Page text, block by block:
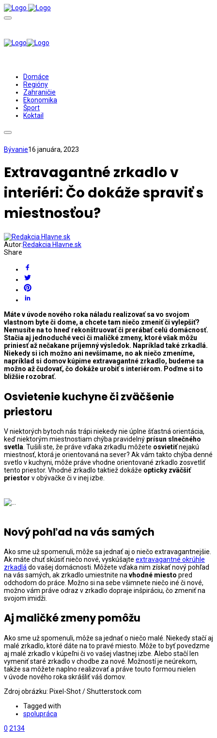
Domáce
Regióny
Zahraničie
Ekonomika
Šport
Koktail
Bývanie16 januára, 2023
Extravagantné zrkadlo v
interiéri: Čo dokáže spraviť s
miestnosťou?
Autor:Redakcia Hlavne.sk
Share
Máte v úvode nového roka náladu realizovať sa vo svojom
vlastnom byte či dome, a chcete tam niečo zmeniť či vylepšiť?
Nemusíte na to hneď rekonštruovať či prerábať celú domácnosť.
Stačia aj jednoduché veci či maličké zmeny, ktoré však môžu
priniesť až nečakane príjemný výsledok. Napríklad také zrkadlá.
Niekedy si ich možno ani nevšímame, no ak niečo zmeníme,
napríklad si domov kúpime extravagantné zrkadlo, budeme sa
možno až čudovať, čo dokáže urobiť s interiérom. Poďme si to
bližšie rozobrať.
Osvietenie kuchyne či zväčšenie
priestoru
V niektorých bytoch nás trápi niekedy nie úplne šťastná orientácia,
keď niektorým miestnostiam chýba pravidelný prísun slnečného
svetla . Tušili ste, že práve vďaka zrkadlu môžete osvietiťnejakú
miestnosť, ktorá je orientovaná na sever? Ak vám takto chýba denné
svetlo v kuchyni, môže práve vhodne orientované zrkadlo zosvetliť
tento priestor. Vhodné zrkadlo taktiež dokáže opticky zväčšiť
priestor v obývačke či v inej izbe.
Nový pohľad na vás samých
Ako sme už spomenuli, môže sa jednať aj o niečo extravagantnejšie.
Ak máte chuť skúsiť niečo nové, vyskúšajte extravagantné okrúhle
zrkadlá do vašej domácnosti. Môžete vďaka nim získať nový pohľad
na vás samých, ak zrkadlo umiestnite na vhodné miesto pred
odchodom do práce. Možno si na sebe všimnete niečo iné či nové,
možno vám práve odraz v zrkadlo dopraje inšpiráciu, čo zmeniť na
svojom imidži.
Aj maličké zmeny pomôžu
Ako sme už spomenuli, môže sa jednať o niečo malé. Niekedy stačí aj
malé zrkadlo, ktoré dáte na to pravé miesto. Môže to byť povedzme
aj malé zrkadlo v kúpeľni či vo vašej vlastnej izbe. Alebo stačí len
vymeniť staré zrkadlo v chodbe za nové. Možností je neúrekom,
takže sa môžete naplno realizovať a práve touto formou nielen
v úvode nového roka skrášliť váš domov.
Zdroj obrázku: Pixel-Shot / Shutterstock.com
Tagged with
spolupráca
0 2134